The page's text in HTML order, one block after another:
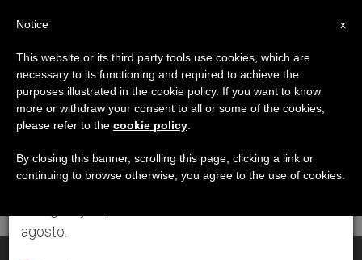
DÍA
Junio 16th, 2001
ÚLTIMAS NOTICIAS
×
Aviso importante
Del 27 de julio al 7 de agosto haremos la pausa
anual, aprovechando que en el periodo de verano
se generan menos informaciones y también el
agosto.
x
Notice
This website or its third party tools use cookies, which are
necessary to its functioning and required to achieve the
purposes illustrated in the cookie policy. If you want to know
more or withdraw your consent to all or some of the cookies,
please refer to the cookie policy
By closing this banner, scrolling this page, clicking a link or
continuing to browse otherwise, you agree to the use of cookies.